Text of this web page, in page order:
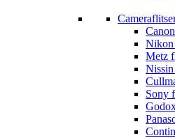
Nikon
Metz
Sony